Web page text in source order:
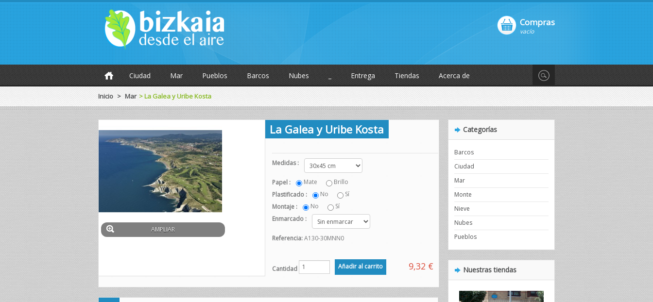
Compras
vacío
Ciudad Mar Pueblos Barcos Nubes Entrega Tiendas Acerca de
Inicio > Mar >La Galea y Uribe Kosta
AMPLIAR
La Galea y Uribe Kosta
Medidas :
Papel : Mate
Brillo
Plastificado :
No
Sí
Montaje :
No
Sí
Enmarcado :
Referencia: A130-30MNN0
Cantidad 9,32 €
Categorías
Barcos
Ciudad
Mar
Monte
Nieve
Nubes
Pueblos
Nuestras tiendas